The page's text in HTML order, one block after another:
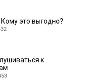
это выгодно?
к